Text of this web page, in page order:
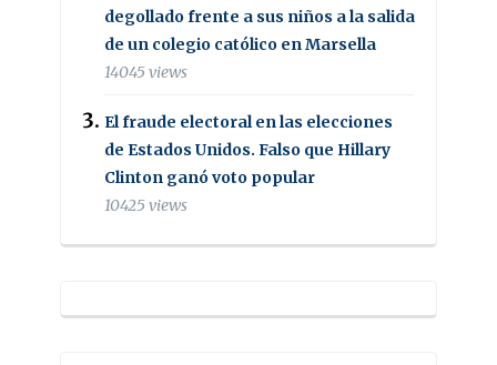
degollado frente a sus niños a la salida
de un colegio católico en Marsella
14045 views
El fraude electoral en las elecciones
de Estados Unidos. Falso que Hillary
Clinton ganó voto popular
10425 views